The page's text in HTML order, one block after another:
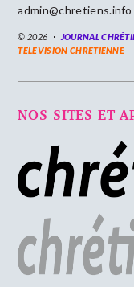
admin@chretiens.info
© 2026 JOURNAL
TELEVISION CHRETIENNE
NOS SITES ET